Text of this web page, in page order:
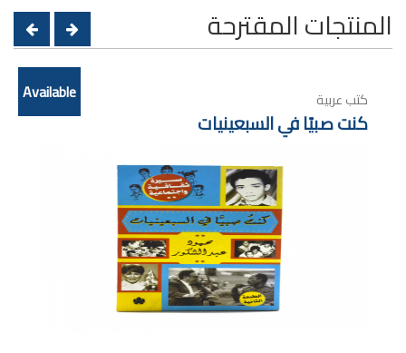
المنتجات المقترحة
كتب عربية
كنت صبيًا في السبعينيات
Available